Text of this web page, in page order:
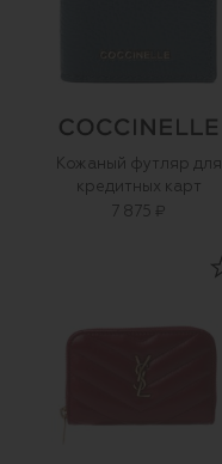
Кожаный футляр для
кредитных карт
7 875 ₽